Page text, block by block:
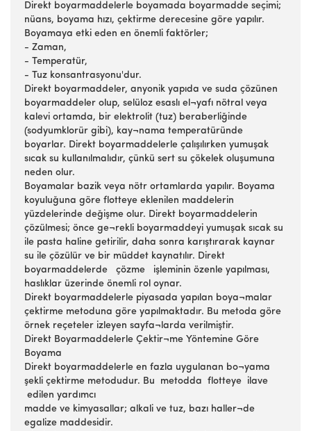
Direkt boyarmaddelerle boyamada boyarmadde seçimi;
nüans, boyama hızı, çektirme derecesine göre yapılır.
Boyamaya etki eden en önemli faktörler;
- Zaman,
- Temperatür,
- Tuz konsantrasyonu'dur.
Direkt boyarmaddeler, anyonik yapıda ve suda çözünen
boyarmaddeler olup, selüloz esaslı el¬yafı nötral veya
kalevi ortamda, bir elektrolit (tuz) beraberliğinde
(sodyumklorür gibi), kay¬nama temperatüründe
boyarlar. Direkt boyarmaddelerle çalışılırken yumuşak
sıcak su kullanılmalıdır, çünkü sert su çökelek oluşumuna
neden olur.
Boyamalar bazik veya nötr ortamlarda yapılır. Boyama
koyuluğuna göre flotteye eklenilen maddelerin
yüzdelerinde değişme olur. Direkt boyarmaddelerin
çözülmesi; önce ge¬rekli boyarmaddeyi yumuşak sıcak su
ile pasta haline getirilir, daha sonra karıştırarak kaynar
su ile çözülür ve bir müddet kaynatılır. Direkt
boyarmaddelerde çözme işleminin özenle yapılması,
haslıklar üzerinde önemli rol oynar.
Direkt boyarmaddelerle piyasada yapılan boya¬malar
çektirme metoduna göre yapılmaktadır. Bu metoda göre
örnek reçeteler izleyen sayfa¬larda verilmiştir.
Direkt Boyarmaddelerle Çektir¬me Yöntemine Göre
Boyama
Direkt boyarmaddelerle en fazla uygulanan bo¬yama
şekli çektirme metodudur. Bu metodda flotteye ilave
edilen yardımcı
madde ve kimyasallar; alkali ve tuz, bazı haller¬de
egalize maddesidir.